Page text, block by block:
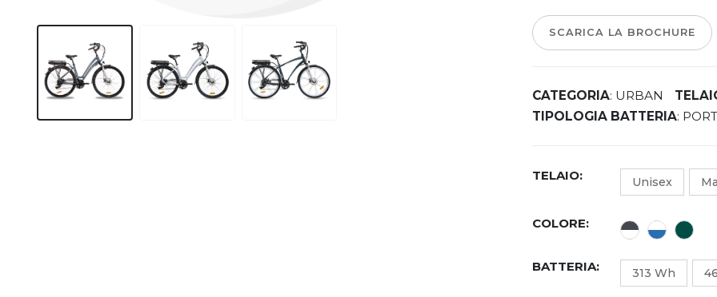
SCARICA LA BROCHURE
CATEGORIA: URBAN
TIPOLOGIA BATTERIA:
TELAIO Unisex
COLORE
BATTERIA 313 Wh